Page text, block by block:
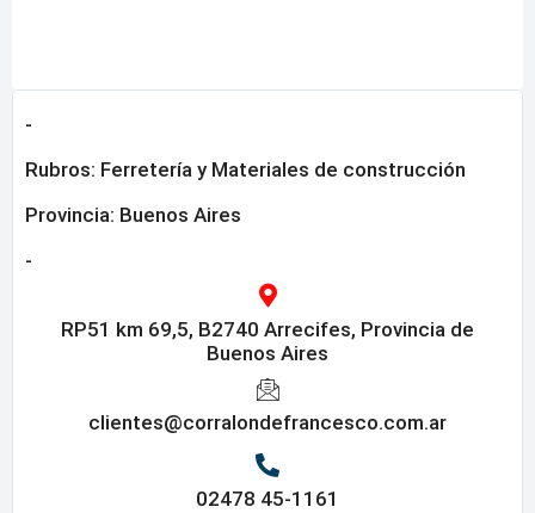
-
Rubros: Ferretería y Materiales de construcción
Provincia: Buenos Aires
-
RP51 km 69,5, B2740 Arrecifes, Provincia de
Buenos Aires
clientes@corralondefrancesco.com.ar
02478 45-1161